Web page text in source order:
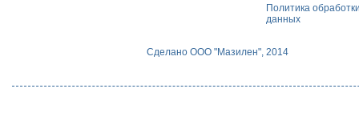
Политика
данных
Сделано ООО "Мазилен", 2014